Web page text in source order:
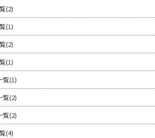
(2)
(1)
(2)
(1)
覧(1)
覧(2)
覧(2)
(4)